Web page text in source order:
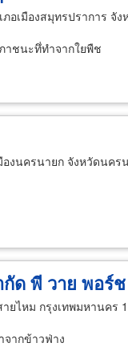
ภอเมืองสมุทรปราการ จั
าชนะทึ่ทำจากใยพืช
องนครนายก จังหวัดนคร
ด พี วาย พอร์ช
ยไหม กรุงเทพมหานคร
ากข้าวฟ่าง